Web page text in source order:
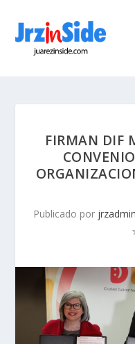
FIRMAN DIF
Publicado por jrzadmin